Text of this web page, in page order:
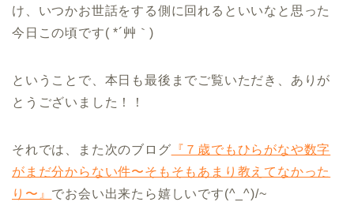
け、いつかお世話をする側に回れるといいなと思った
今日この頃です( *´艸｀)
ということで、本日も最後までご覧いただき、ありが
とうございました！！
それでは、また次のブログ 『７歳でもひらがなや数字
がまだ分からない件〜そもそもあまり教えてなかった
り〜』 でお会い出来たら嬉しいです(^_^)/~